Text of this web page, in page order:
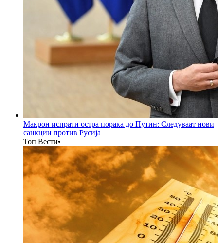
Макрон испрати остра порака до Путин: Следуваат нови
санкции против Русија
Топ Вести•